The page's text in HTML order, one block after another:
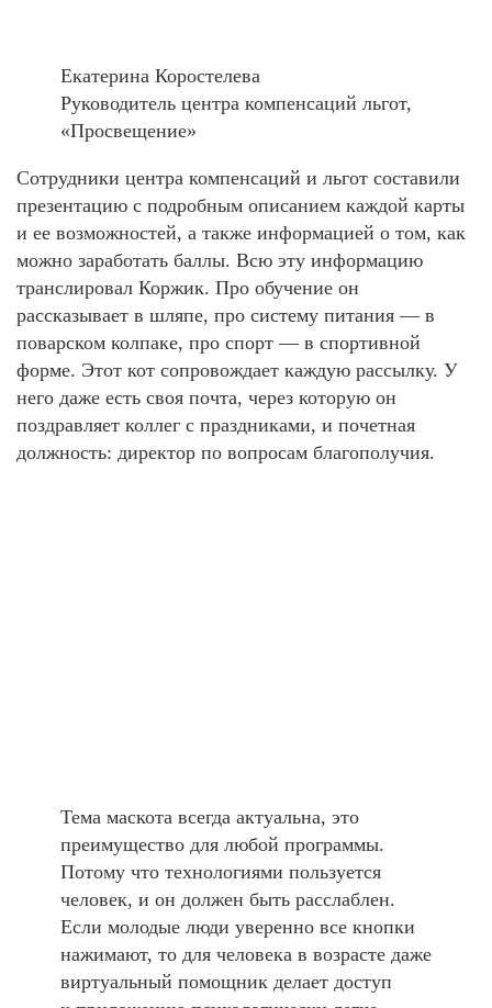
Екатерина Коростелева
Руководитель центра компенсаций льгот,
«Просвещение»
Сотрудники центра компенсаций и льгот составили
презентацию с подробным описанием каждой карты
и ее возможностей, а также информацией о том, как
можно заработать баллы. Всю эту информацию
транслировал Коржик. Про обучение он
рассказывает в шляпе, про систему питания — в
поварском колпаке, про спорт — в спортивной
форме. Этот кот сопровождает каждую рассылку. У
него даже есть своя почта, через которую он
поздравляет коллег с праздниками, и почетная
должность: директор по вопросам благополучия.
Тема маскота всегда актуальна, это
преимущество для любой программы.
Потому что технологиями пользуется
человек, и он должен быть расслаблен.
Если молодые люди уверенно все кнопки
нажимают, то для человека в возрасте даже
виртуальный помощник делает доступ